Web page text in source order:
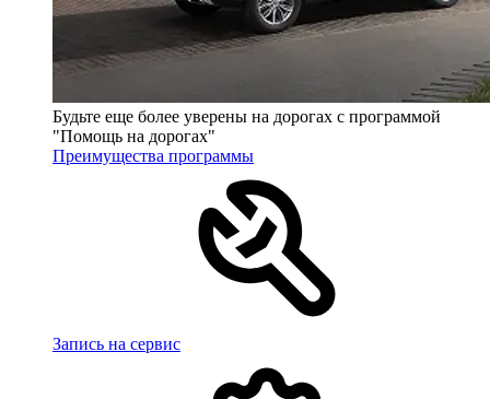
Будьте еще более уверены на дорогах с программой
"Помощь на дорогах"
Преимущества программы
Запись на сервис